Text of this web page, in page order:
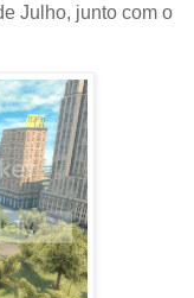
Julho, junto com o